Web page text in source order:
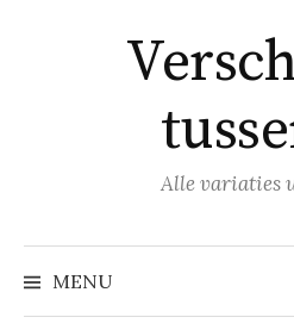
Alle variaties
MENU